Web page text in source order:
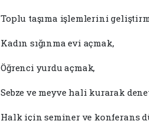
Toplu taşıma işlemlerini
Kadın sığınma evi açmak,
Öğrenci yurdu açmak,
Sebze ve meyve hali kurarak
Halk için seminer ve konferans